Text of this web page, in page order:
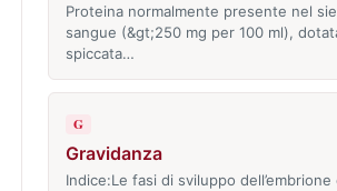
Proteina normalmente presente nel
sangue (&gt;250 mg per 100 ml),
spiccata…
G
Gravidanza
Indice:Le fasi di sviluppo dell’embrione